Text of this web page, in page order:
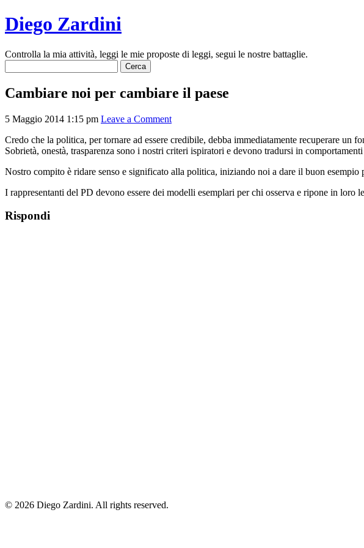
Diego Zardini
Controlla la mia attività, leggi le mie proposte di leggi, segui le nostre battaglie.
per:
Cambiare noi per cambiare il paese
5 Maggio 2014 1:15 pm Leave a Comment
Credo che la politica, per tornare ad essere credibile, debba immediatamente recuperare un
Sobrietà, onestà, trasparenza sono i nostri criteri ispiratori e devono tradursi in
Nostro compito è ridare senso e significato alla politica, iniziando noi a dare il buon
I rappresentanti del PD devono essere dei modelli esemplari per chi osserva e ripone in loro
Rispondi
© 2026 Diego Zardini. All rights reserved.